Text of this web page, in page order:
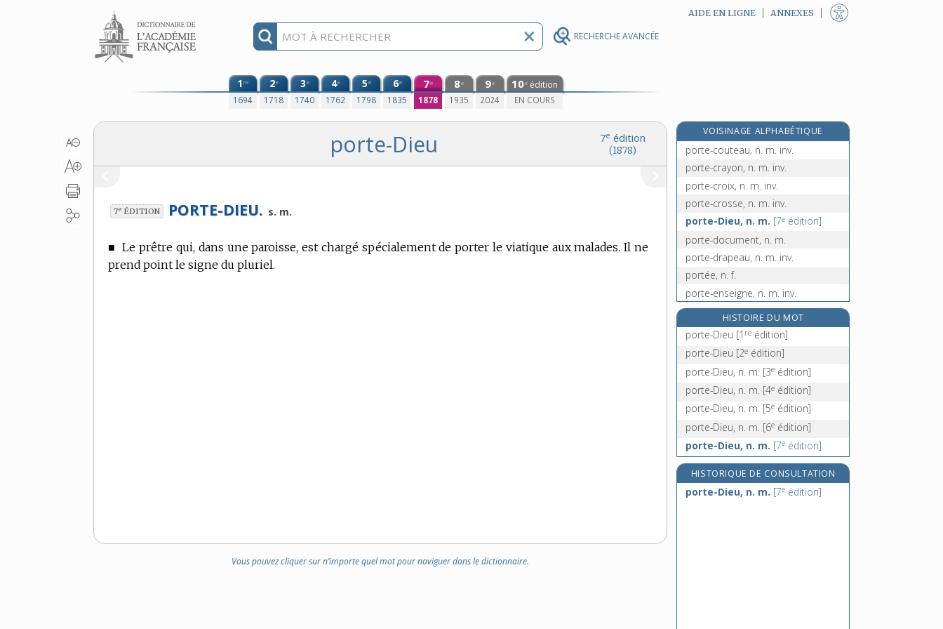
RECHERCHE AVANCÉE
Aller au contenu AIDE EN LIGNE ANNEXES
1re
1694
2e
1718
3e
1740
4e
1762
5e
1798
6e
1835
7e
1878
8e
1935
9e
2024
10e édition
EN COURS
7e édition
(1878)
porte-Dieu
7e ÉDITION PORTE-DIEU. s. m.
■Le prêtre qui, dans une paroisse, est chargé spécialement de porter le viatique aux malades. Il ne
prend point le signe du pluriel.
Vous pouvez cliquer sur n’importe quel mot pour naviguer dans le dictionnaire.
VOISINAGE ALPHABÉTIQUE
porte-coton, n. m.
porte-couteau, n. m. inv.
porte-crayon, n. m. inv.
porte-croix, n. m. inv.
porte-crosse, n. m. inv.
porte-Dieu, n. m. [7e édition]
porte-document, n. m.
porte-drapeau, n. m. inv.
portée, n. f.
porte-enseigne, n. m. inv.
porte-épée, n. m. inv.
porte-étendard, n. m. inv.
porte-étriers, n. m. pl.[7
porte-étrivière, n. m.
HISTOIRE DU MOT
porte-Dieu [1 re édition]
porte-Dieu [2e édition]
porte-Dieu, n. m. [3e édition]
porte-Dieu, n. m. [4e édition]
porte-Dieu, n. m. [5e édition]
porte-Dieu, n. m. [6e édition]
porte-Dieu, n. m. [7e édition]
HISTORIQUE DE CONSULTATION
porte-Dieu, n. m. [7e édition]